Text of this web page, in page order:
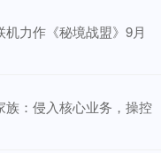
力作《秘境战盟》9月
：侵入核心业务，操控